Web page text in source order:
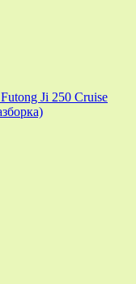
Ji 250 Cruise